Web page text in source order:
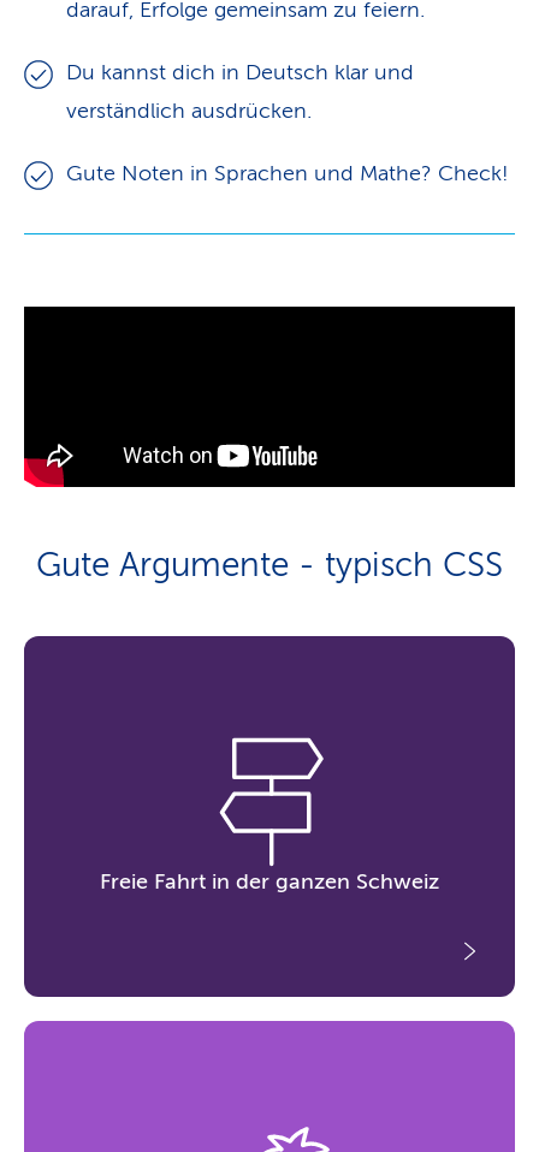
darauf, Erfolge gemeinsam zu feiern.
Du kannst dich in Deutsch klar und
verständlich ausdrücken.
Gute Noten in Sprachen und Mathe? Check!
Gute Argumente - typisch CSS
Freie Fahrt in der ganzen Schweiz